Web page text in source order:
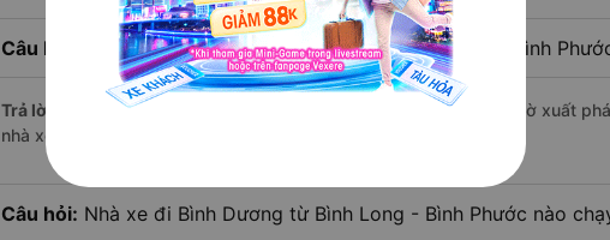
Câu hỏi: Nhà xe Ghế ngồi đi Bình Dương từ Bình Long - Bình
Trả lời: ChuyếnGhế ngồi Bình Long - Bình Phước Bình Dương
có giờ xuất
nhà xe Hoàng Yến Logistics.
Câu hỏi: Nhà xe đi Bình Dương từ Bình Long - Bình Phước nào